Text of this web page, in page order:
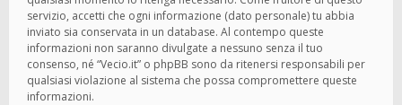
servizio, accetti che ogni informazione (dato personale) tu abbia
inviato sia conservata in un database. Al contempo queste
informazioni non saranno divulgate a nessuno senza il tuo
consenso, né “Vecio.it” o phpBB sono da ritenersi responsabili per
qualsiasi violazione al sistema che possa compromettere queste
informazioni.